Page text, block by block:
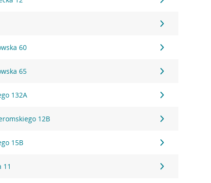
60
65
132A
12B
15B
11